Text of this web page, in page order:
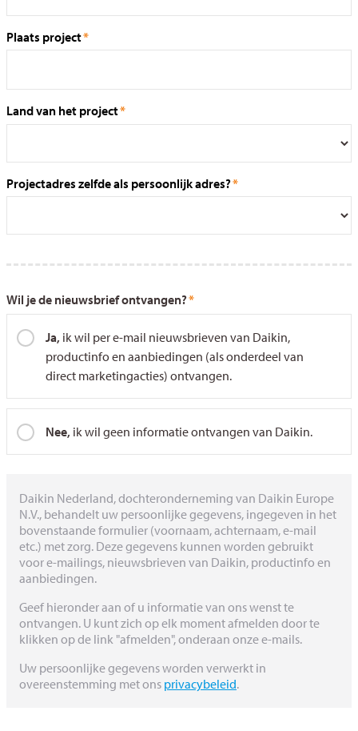
Plaats project
Land van het project
Projectadres zelfde als persoonlijk adres?
Wil je de nieuwsbrief ontvangen?*
Ja, ik wil per e-mail nieuwsbrieven van Daikin,
productinfo en aanbiedingen (als onderdeel van
direct marketingacties) ontvangen.
Nee, ik wil geen informatie ontvangen van Daikin.
Daikin Nederland, dochteronderneming van Daikin Europe
N.V., behandelt uw persoonlijke gegevens, ingegeven in het
bovenstaande formulier (voornaam, achternaam, e-mail
etc.) met zorg. Deze gegevens kunnen worden gebruikt
voor e-mailings, nieuwsbrieven van Daikin, productinfo en
aanbiedingen.
Geef hieronder aan of u informatie van ons wenst te
ontvangen. U kunt zich op elk moment afmelden door te
klikken op de link "afmelden", onderaan onze e-mails.
Uw persoonlijke gegevens worden verwerkt in
overeenstemming met ons privacybeleid.